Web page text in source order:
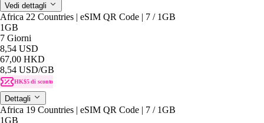
Vedi dettagli
Africa 22 Countries | eSIM QR Code | 7 / 1GB
1GB
7 Giorni
8,54 USD
67,00 HKD
8,54 USD/GB
HK$5 di sconto
Dettagli
Africa 19 Countries | eSIM QR Code | 7 / 1GB
1GB